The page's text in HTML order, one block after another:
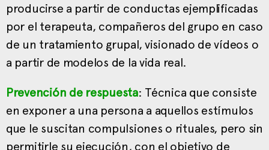
producirse a partir de conductas ejemplificadas
por el terapeuta, compañeros del grupo en caso
de un tratamiento grupal, visionado de vídeos o
a partir de modelos de la vida real.
Prevención de respuesta: Técnica que consiste
en exponer a una persona a aquellos estímulos
que le suscitan compulsiones o rituales, pero sin
permitirle su ejecución, con el objetivo de